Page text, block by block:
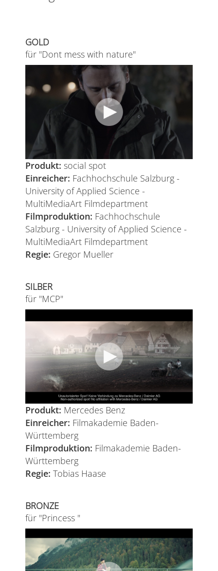
GOLD
für "Dont mess with nature"
Produkt: social spot
Einreicher: Fachhochschule Salzburg -
University of Applied Science -
MultiMediaArt Filmdepartment
Filmproduktion: Fachhochschule
Salzburg - University of Applied Science -
MultiMediaArt Filmdepartment
Regie: Gregor Mueller
SILBER
für "MCP"
Produkt: Mercedes Benz
Einreicher: Filmakademie Baden-
Württemberg
Filmproduktion: Filmakademie Baden-
Württemberg
Regie:Tobias Haase
BRONZE
für "Princess "